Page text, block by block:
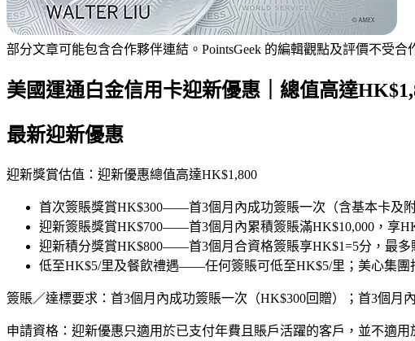
部分文章可能包含合作夥伴連結。PointsGeek 的編輯觀點及評價不受
美國運通白金信用卡迎新優惠｜總值高達
最新迎新優惠
迎新獎賞估值：迎新優惠總值高達HK$1,800
首次簽賬獎賞HK$300——首3個月內成功簽賬一次（含基本卡及
迎新簽賬獎賞HK$700——首3個月內累積簽賬滿HK$10,000，享
迎新積分獎賞HK$800——首3個月合資格簽賬享HK$1=5分，最多
低至HK$5/里及餐飲禮遇——任何簽賬可低至HK$5/里；美心集團
簽賬／達標要求：首3個月內成功簽賬一次（HK$300回贈）；首3個月
申請資格：迎新優惠只適用於已支付年費且賬戶活躍的客戶，並不適